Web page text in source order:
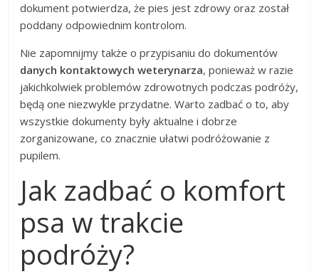
dokument potwierdza, że pies jest zdrowy oraz został
poddany odpowiednim kontrolom.
Nie zapomnijmy także o przypisaniu do dokumentów
danych kontaktowych weterynarza, ponieważ w razie
jakichkolwiek problemów zdrowotnych podczas podróży,
będą one niezwykle przydatne. Warto zadbać o to, aby
wszystkie dokumenty były aktualne i dobrze
zorganizowane, co znacznie ułatwi podróżowanie z
pupilem.
Jak zadbać o komfort
psa w trakcie
podróży?